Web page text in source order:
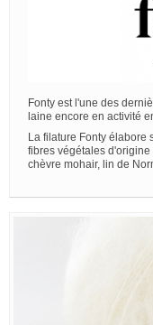
Fonty est l'une des
laine encore en activité
La filature Fonty élabore
fibres végétales d'origine
chèvre mohair, lin de